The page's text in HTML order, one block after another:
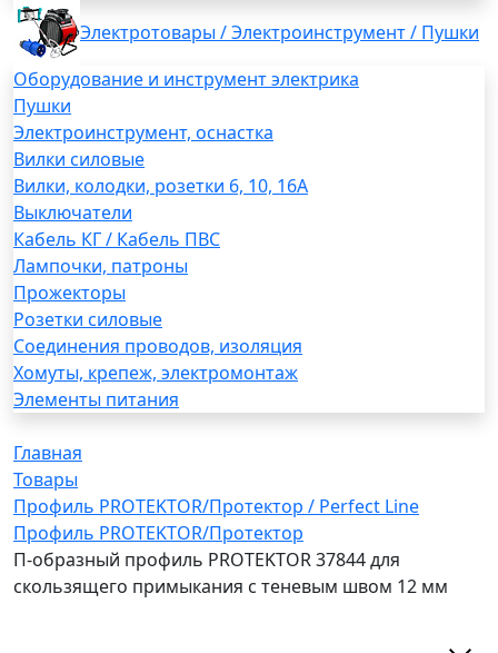
Электротовары / Электроинструмент / Пушки
Оборудование и инструмент электрика
Пушки
Электроинструмент, оснастка
Вилки силовые
Вилки, колодки, розетки 6, 10, 16А
Выключатели
Кабель КГ / Кабель ПВС
Лампочки, патроны
Прожекторы
Розетки силовые
Соединения проводов, изоляция
Хомуты, крепеж, электромонтаж
Элементы питания
Главная
Товары
Профиль PROTEKTOR/Протектор / Perfect Line
Профиль PROTEKTOR/Протектор
П-образный профиль PROTEKTOR 37844 для
скользящего примыкания с теневым швом 12 мм